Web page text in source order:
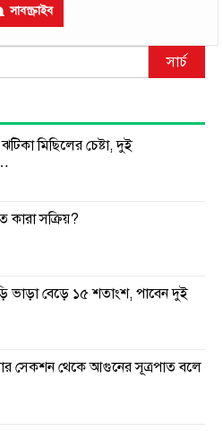
সাবস্ক্রাইব
সার্চ
মিছিলের চেষ্টা, দুই
কারা সক্রিয়?
ভাড়া বেড়ে ১৫ শতাংশ, পাবেন দুই
সেকশন থেকে আগুনের সূত্রপাত বলে